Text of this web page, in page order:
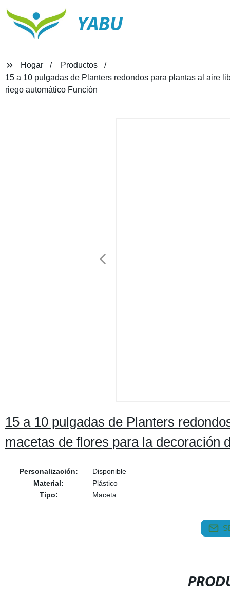
YABU
Hogar
Productos
15 a 10 pulgadas de Planters redondos para plantas al aire
riego automático Función
15 a 10 pulgadas de Planters
macetas de flores para la decoración
Personalización:
Disponible
Material:
Plástico
Tipo:
Maceta